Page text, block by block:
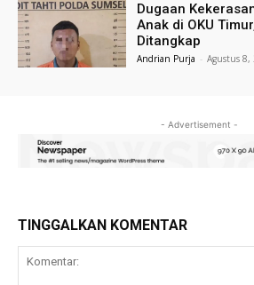
Dugaan
Anak di OKU
Ditangkap
Andrian Purja - Agustus 8,
- Advertisement -
TINGGALKAN KOMENTAR